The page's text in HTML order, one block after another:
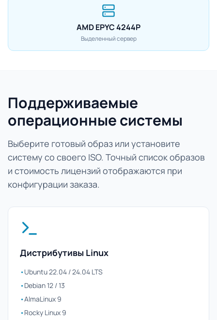
AMD EPYC 4244P
Выделенный сервер
Поддерживаемые
операционные системы
Выберите готовый образ или установите
систему со своего ISO. Точный список образов
и стоимость лицензий отображаются при
конфигурации заказа.
Дистрибутивы Linux
•Ubuntu 22.04 / 24.04 LTS
•Debian 12 / 13
•AlmaLinux 9
•Rocky Linux 9